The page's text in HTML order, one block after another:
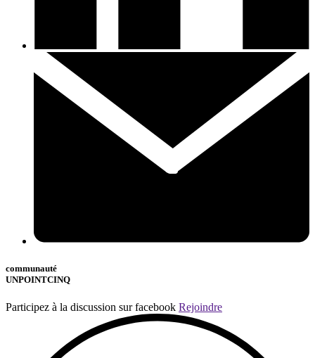
communauté
UNPOINTCINQ
Participez à la discussion sur facebook Rejoindre